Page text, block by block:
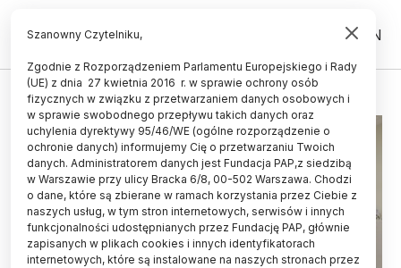
PL EN
DIAGNOSTYKA
Szanowny Czytelniku,
Zgodnie z Rozporządzeniem Parlamentu Europejskiego i Rady
(UE) z dnia 27 kwietnia 2016 r. w sprawie ochrony osób
fizycznych w związku z przetwarzaniem danych osobowych i
w sprawie swobodnego przepływu takich danych oraz
uchylenia dyrektywy 95/46/WE (ogólne rozporządzenie o
ochronie danych) informujemy Cię o przetwarzaniu Twoich
danych. Administratorem danych jest Fundacja PAP,z siedzibą
w Warszawie przy ulicy Bracka 6/8, 00-502 Warszawa. Chodzi
o dane, które są zbierane w ramach korzystania przez Ciebie z
naszych usług, w tym stron internetowych, serwisów i innych
funkcjonalności udostępnianych przez Fundację PAP, głównie
zapisanych w plikach cookies i innych identyfikatorach
internetowych, które są instalowane na naszych stronach przez